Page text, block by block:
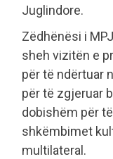
Juglindore.
Zëdhënësi i
sheh vizitën e
për të ndërtuar
për të zgjeruar
dobishëm për
shkëmbimet
multilateral.